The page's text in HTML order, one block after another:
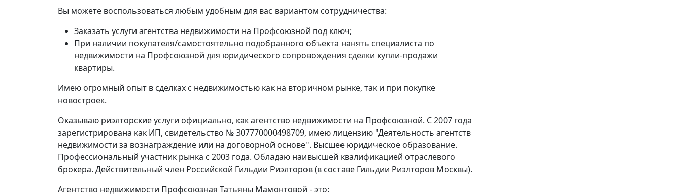
Вы можете воспользоваться любым удобным для вас вариантом сотрудничества:
Заказать услуги агентства недвижимости на Профсоюзной под ключ;
При наличии покупателя/самостоятельно подобранного объекта нанять специалиста по
недвижимости на Профсоюзной для юридического сопровождения сделки купли-продажи
квартиры.
Имею огромный опыт в сделках с недвижимостью как на вторичном рынке, так и при покупке
новостроек.
Оказываю риэлторские услуги официально, как агентство недвижимости на Профсоюзной. С 2007 года
зарегистрирована как ИП, свидетельство № 307770000498709, имею лицензию "Деятельность агентств
недвижимости за вознаграждение или на договорной основе". Высшее юридическое образование.
Профессиональный участник рынка с 2003 года. Обладаю наивысшей квалификацией отраслевого
брокера. Действительный член Российской Гильдии Риэлторов (в составе Гильдии Риэлторов Москвы).
Агентство недвижимости Профсоюзная Татьяны Мамонтовой - это: